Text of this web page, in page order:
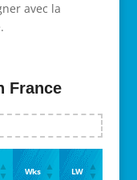
avec la
France
Wks LW